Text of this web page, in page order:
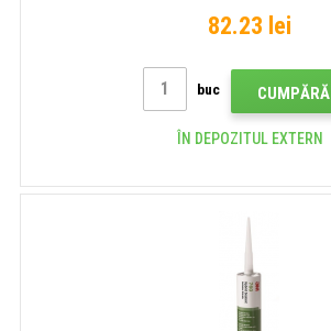
82.23 lei
buc CUMPĂRĂ
ÎN DEPOZITUL EXTERN